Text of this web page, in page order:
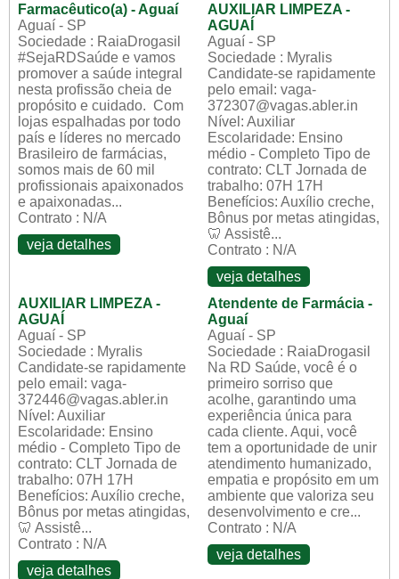
Farmacêutico(a) - Aguaí
Aguaí - SP
Sociedade : RaiaDrogasil
#SejaRDSaúde e vamos
promover a saúde integral
nesta profissão cheia de
propósito e cuidado. Com
lojas espalhadas por todo
país e líderes no mercado
Brasileiro de farmácias,
somos mais de 60 mil
profissionais apaixonados
e apaixonadas...
Contrato : N/A
veja detalhes
AUXILIAR LIMPEZA -
AGUAÍ
Aguaí - SP
Sociedade : Myralis
Candidate-se rapidamente
pelo email: vaga-
372307@vagas.abler.in
Nível: Auxiliar
Escolaridade: Ensino
médio - Completo Tipo de
contrato: CLT Jornada de
trabalho: 07H 17H
Benefícios: Auxílio creche,
Bônus por metas atingidas,
🦷 Assistê...
Contrato : N/A
veja detalhes
AUXILIAR LIMPEZA -
AGUAÍ
Aguaí - SP
Sociedade : Myralis
Candidate-se rapidamente
pelo email: vaga-
372446@vagas.abler.in
Nível: Auxiliar
Escolaridade: Ensino
médio - Completo Tipo de
contrato: CLT Jornada de
trabalho: 07H 17H
Benefícios: Auxílio creche,
Bônus por metas atingidas,
🦷 Assistê...
Contrato : N/A
veja detalhes
Atendente de Farmácia -
Aguaí
Aguaí - SP
Sociedade : RaiaDrogasil
Na RD Saúde, você é o
primeiro sorriso que
acolhe, garantindo uma
experiência única para
cada cliente. Aqui, você
tem a oportunidade de unir
atendimento humanizado,
empatia e propósito em um
ambiente que valoriza seu
desenvolvimento e cre...
Contrato : N/A
veja detalhes